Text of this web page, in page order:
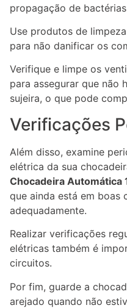
propagação de
Use produtos de
para não danificar os
Verifique e limpe os
para assegurar que não
sujeira, o que pode
Verificações
Além disso, examine
elétrica da sua
Chocadeira Automática
que ainda está em boas
adequadamente.
Realizar verificações
elétricas também é
circuitos.
Por fim, guarde a
arejado quando não